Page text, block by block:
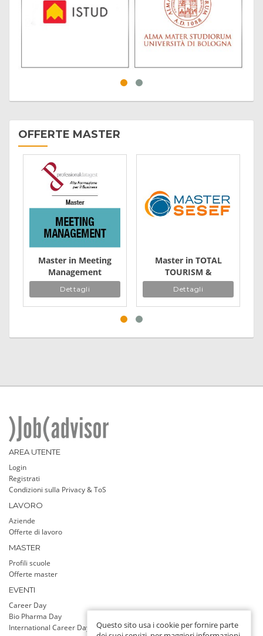
OFFERTE MASTER
Master in Meeting
Management
Dettagli
Master in TOTAL
TOURISM &
Hospitality
Management
Dettagli
AREA UTENTE
Login
Registrati
Condizioni sulla Privacy & ToS
LAVORO
Aziende
Offerte di lavoro
MASTER
Profili scuole
Offerte master
EVENTI
Career Day
Bio Pharma Day
International Career Day
Questo sito usa i cookie per fornire parte